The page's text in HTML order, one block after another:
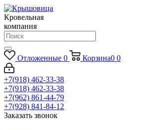
Кровельная
компания
Отложенные 0 Корзина0 0
+7(918) 462-33-38
+7(918) 462-33-38
+7(962) 861-44-79
+7(928) 841-84-12
Заказать звонок